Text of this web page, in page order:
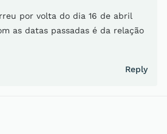
por volta do dia 16 de abril
as datas passadas é da relação
Reply